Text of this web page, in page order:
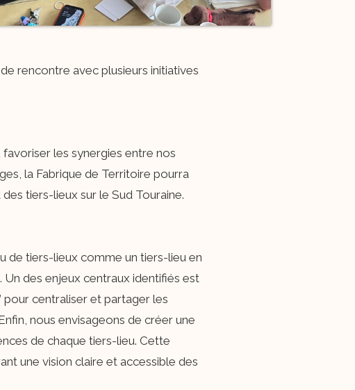
rencontre avec plusieurs initiatives
les synergies entre nos
la Fabrique de Territoire pourra
tiers-lieux sur le Sud Touraine.
de tiers-lieux comme un tiers-lieu en
des enjeux centraux identifiés est
pour centraliser et partager les
nous envisageons de créer une
de chaque tiers-lieu. Cette
une vision claire et accessible des